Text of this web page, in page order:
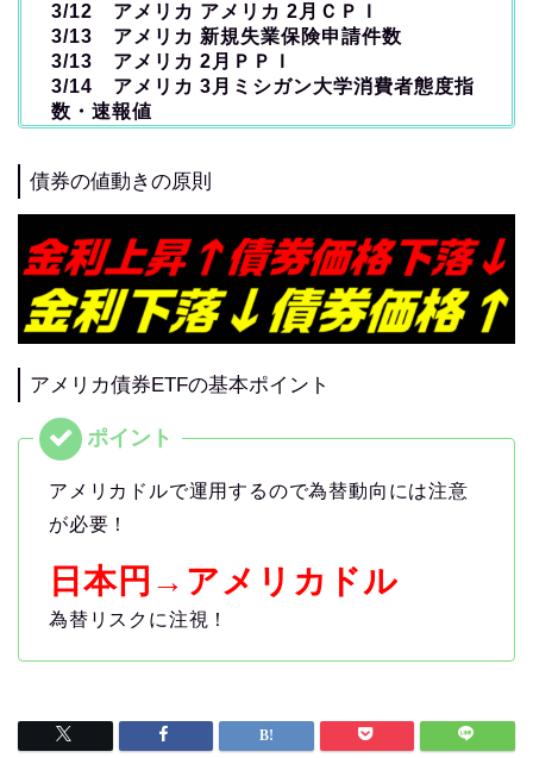
3/12 アメリカ アメリカ 2月ＣＰＩ
3/13 アメリカ 新規失業保険申請件数
3/13 アメリカ 2月ＰＰＩ
3/14 アメリカ 3月ミシガン大学消費者態度指
数・速報値
債券の値動きの原則
アメリカ債券ETFの基本ポイント
アメリカドルで運用するので為替動向には注意
が必要！
日本円→アメリカドル
為替リスクに注視！